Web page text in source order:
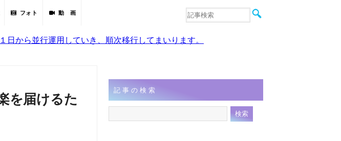
フォト 動 画
音楽
から並行運用していき、順次移行してまいります。
を届けるた
記事の検索